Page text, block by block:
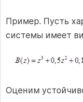
Пример. Пусть
системы имеет
Оценим